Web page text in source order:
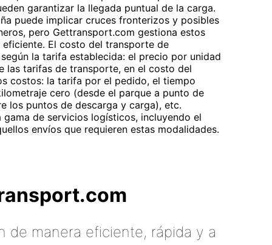
garantizar la llegada puntual de la carga.
puede implicar cruces fronterizos y posibles
pero Gettransport.com gestiona estos
El costo del transporte de
la tarifa establecida: el precio por unidad
las tarifas de transporte, en el costo del
costos: la tarifa por el pedido, el tiempo
cero (desde el parque a punto de
los puntos de descarga y carga), etc.
de servicios logísticos, incluyendo el
envíos que requieren estas modalidades.
de manera eficiente, rápida y a